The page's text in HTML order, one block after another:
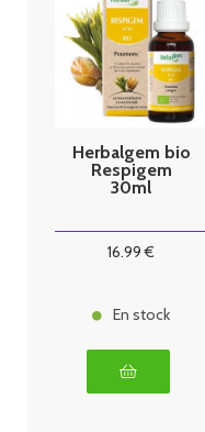
Herbalgem bio
Respigem
30ml
16.99 €
En stock